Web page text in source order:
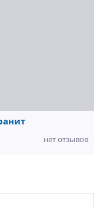
нет отзывов